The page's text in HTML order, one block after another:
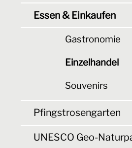
Essen & Einkaufen
Gastronomie
Einzelhandel
Souvenirs
Pfingstrosengarten
UNESCO Geo-